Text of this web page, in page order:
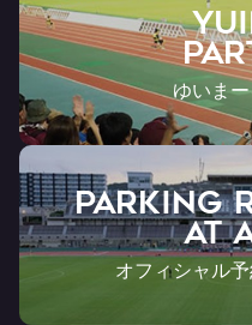
ゆいま
PARKING
AT
オフィシャル